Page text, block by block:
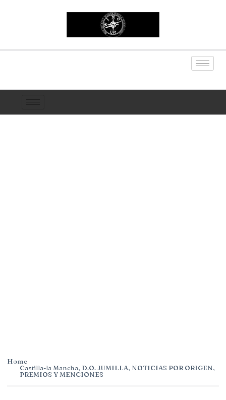
Home
Castilla-la Mancha, D.O. JUMILLA, NOTICIAS POR ORIGEN,
PREMIOS Y MENCIONES